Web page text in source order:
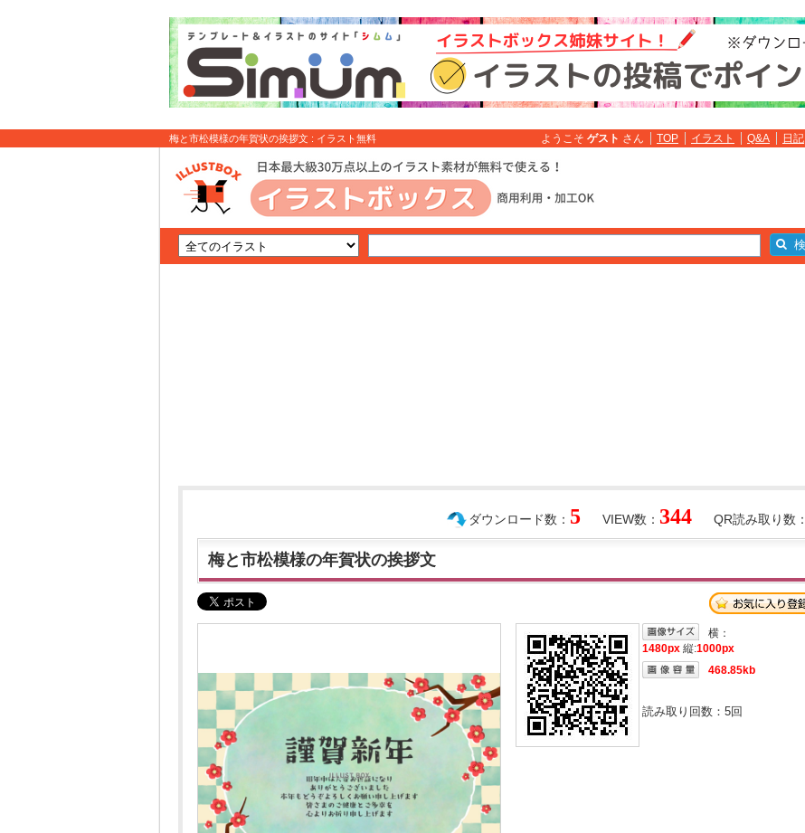
梅と市松模様の年賀状の挨拶文 : イラスト無料 ようこそ ゲスト さん TOP イラスト Q&A 日記
QR読み取り数：
VIEW数： 344
ダウンロード数： 5
梅と市松模様の年賀状の挨拶文
横：
1480px 縦:1000px
468.85kb
読み取り回数： 5回